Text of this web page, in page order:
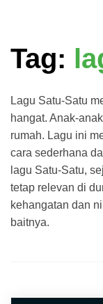
Tag:
Lagu Satu-Satu
hangat. Anak-
rumah. Lagu ini
cara sederhana
lagu Satu-Satu,
tetap relevan di
kehangatan dan
baitnya.